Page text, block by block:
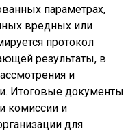
параметрах,
вредных или
протокол
результаты, в
и
Итоговые документы
комиссии и
для